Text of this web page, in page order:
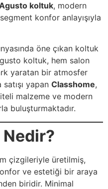
koltuk, modern
konfor anlayışıyla
öne çıkan koltuk
koltuk, hem salon
yaratan bir atmosfer
yapan Classhome,
malzeme ve modern
buluşturmaktadır.
Nedir?
çizgileriyle üretilmiş,
ve estetiği bir araya
biridir. Minimal